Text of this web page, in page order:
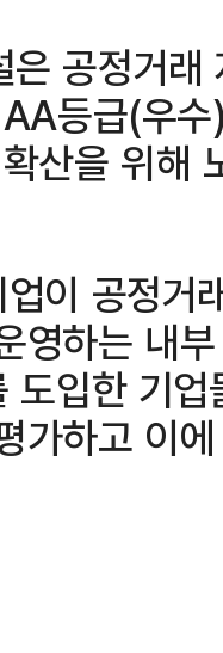
은 공정거
등급(우
산을 위해
이 공정거
영하는 내
도입한 기
가하고 이